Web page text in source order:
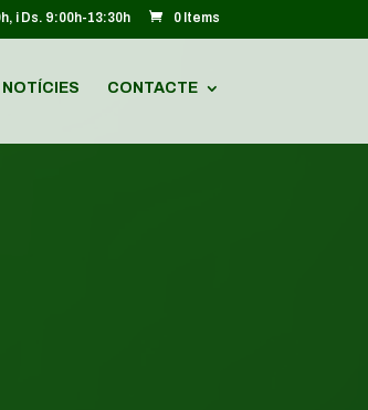
i Ds. 9:00h-13:30h 0 Items
CONTACTE